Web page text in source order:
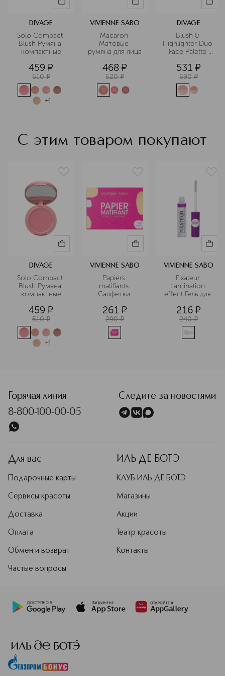
DIVAGE
Solo Compact
Blush Румяна
компактные
459 ¤
510 ¤
+1
VIVIENNE SABO
Macaron
Матовые
румяна для лица
468 ¤
520 ¤
DIVAGE
Blush &
Highlighter Duo
Face Palette
лица
531 ¤
590 ¤
С этим товаром покупают
DIVAGE
Solo Compact
Blush Румяна
компактные
459 ¤
510 ¤
+1
VIVIENNE SABO
Papiers
matifiants
Салфетки
261 ¤
290 ¤
VIVIENNE SABO
Fixateur
Lamination
effect Гель для
эффектом
ламинирования
216 ¤
240 ¤
Горячая линия
8-800-100-00-05
Следите за новостями
Для вас
Подарочные карты
Сервисы красоты
Доставка
Оплата
Обмен и возврат
Частые вопросы
ИЛЬ ДЕ БОТЭ
КЛУБ ИЛЬ ДЕ БОТЭ
Магазины
Акции
Театр красоты
Контакты